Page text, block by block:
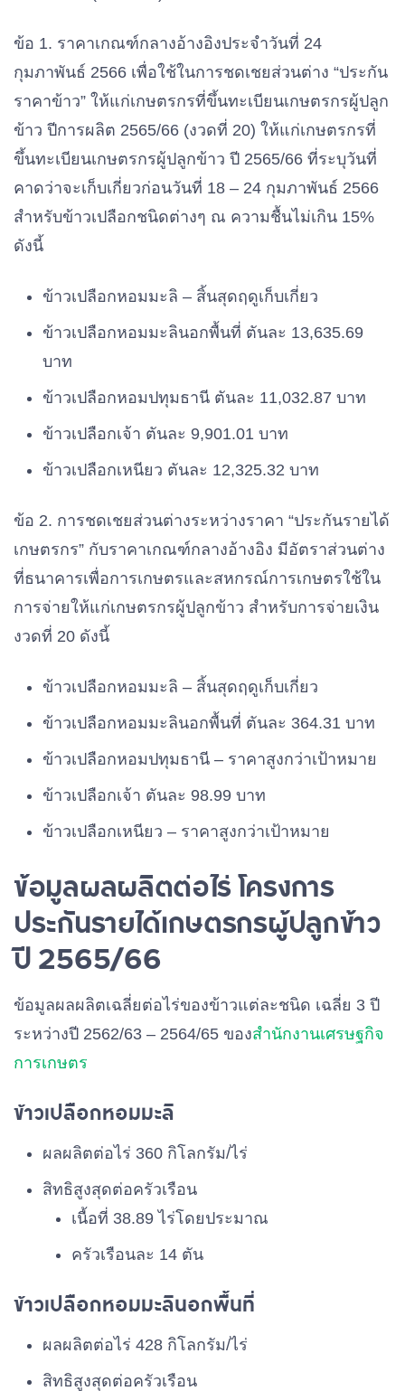
ข้อ 1. ราคาเกณฑ์กลางอ้างอิงประจำวันที่ 24
กุมภาพันธ์ 2566 เพื่อใช้ในการชดเชยส่วนต่าง “ประกัน
ราคาข้าว” ให้แก่เกษตรกรที่ขึ้นทะเบียนเกษตรกรผู้ปลูก
ข้าว ปีการผลิต 2565/66 (งวดที่ 20) ให้แก่เกษตรกรที่
ขึ้นทะเบียนเกษตรกรผู้ปลูกข้าว ปี 2565/66 ที่ระบุวันที่
คาดว่าจะเก็บเกี่ยวก่อนวันที่ 18 – 24 กุมภาพันธ์ 2566
สำหรับข้าวเปลือกชนิดต่างๆ ณ ความชื้นไม่เกิน 15%
ดังนี้
ข้าวเปลือกหอมมะลิ – สิ้นสุดฤดูเก็บเกี่ยว
ข้าวเปลือกหอมมะลินอกพื้นที่ ตันละ 13,635.69
บาท
ข้าวเปลือกหอมปทุมธานี ตันละ 11,032.87 บาท
ข้าวเปลือกเจ้า ตันละ 9,901.01 บาท
ข้าวเปลือกเหนียว ตันละ 12,325.32 บาท
ข้อ 2. การชดเชยส่วนต่างระหว่างราคา “ประกันรายได้
เกษตรกร” กับราคาเกณฑ์กลางอ้างอิง มีอัตราส่วนต่าง
ที่ธนาคารเพื่อการเกษตรและสหกรณ์การเกษตรใช้ใน
การจ่ายให้แก่เกษตรกรผู้ปลูกข้าว สำหรับการจ่ายเงิน
งวดที่ 20 ดังนี้
ข้าวเปลือกหอมมะลิ – สิ้นสุดฤดูเก็บเกี่ยว
ข้าวเปลือกหอมมะลินอกพื้นที่ ตันละ 364.31 บาท
ข้าวเปลือกหอมปทุมธานี – ราคาสูงกว่าเป้าหมาย
ข้าวเปลือกเจ้า ตันละ 98.99 บาท
ข้าวเปลือกเหนียว – ราคาสูงกว่าเป้าหมาย
ข้อมูลผลผลิตต่อไร่ โครงการ
ประกันรายได้เกษตรกรผู้ปลูกข้าว
ปี 2565/66
ข้อมูลผลผลิตเฉลี่ยต่อไร่ของข้าวแต่ละชนิด เฉลี่ย 3 ปี
ระหว่างปี 2562/63 – 2564/65 ของสำนักงานเศรษฐกิจ
การเกษตร
ข้าวเปลือกหอมมะลิ
ผลผลิตต่อไร่ 360 กิโลกรัม/ไร่
สิทธิสูงสุดต่อครัวเรือน
เนื้อที่ 38.89 ไร่โดยประมาณ
ครัวเรือนละ 14 ตัน
ข้าวเปลือกหอมมะลินอกพื้นที่
ผลผลิตต่อไร่ 428 กิโลกรัม/ไร่
สิทธิสูงสุดต่อครัวเรือน